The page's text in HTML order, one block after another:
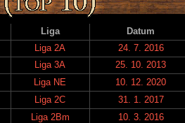
Liga Datum
Liga 2A 24. 7. 2016
Liga 3A 25. 10. 2013
Liga NE 10. 12. 2020
Liga 2C 31. 1. 2017
Liga 2Bm 10. 3. 2016